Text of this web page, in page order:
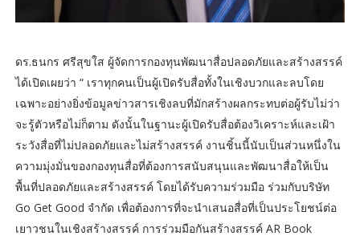
ดร.ธนกร ศรีสุขใส ผู้จัดการกองทุนพัฒนาสื่อปลอดภัยและสร้างสรรค์
ได้เปิดเผยว่า “ เราทุกคนเป็นผู้เปิดรับสื่อทั้งในเชิงบวกและลบโดย
เฉพาะอย่างยิ่งข้อมูลข่าวสารเชิงลบที่มักสร้างผลกระทบต่อผู้รับไม่ว่า
จะรู้ตัวหรือไม่ก็ตาม ดังนั้นในฐานะผู้เปิดรับสื่อต้องวิเคราะห์และเฝ้า
ระวังสื่อที่ไม่ปลอดภัยและไม่สร้างสรรค์ งานชิ้นนี้นับเป็นส่วนหนึ่งใน
ความมุ่งมั่นของกองทุนสื่อที่ต้องการสนับสนุนและพัฒนาสื่อให้เป็น
พื้นที่ปลอดภัยและสร้างสรรค์ โดยได้รับความร่วมมือ ร่วมกับบริษัท
Go Get Good จำกัด เพื่อต้องการที่จะนำเสนอสื่อที่เป็นประโยชน์ต่อ
เยาวชนในเชิงสร้างสรรค์ การร่วมมือกันสร้างสรรค์ AR Book